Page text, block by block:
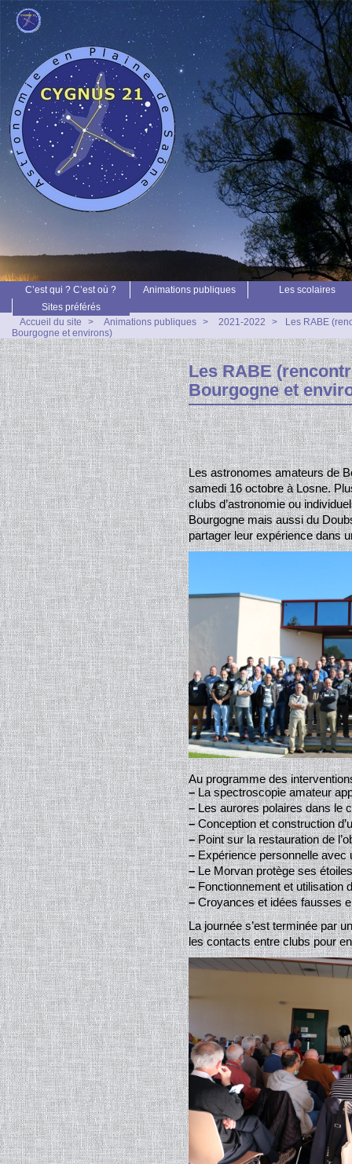
C’est qui ? C’est où ? Animations publiques
Les scolaires
Sites préférés
Accueil du site
> Animations publiques > 2021-2022 >
Les RABE
Bourgogne et environs)
Les RABE
Bourgogne et
Les astronomes amateurs de
samedi 16 octobre à Losne.
clubs d’astronomie ou
Bourgogne mais aussi du
partager leur expérience dans
Au programme des
–La spectroscopie amateur
–Les aurores polaires dans le
–Conception et construction
–Point sur la restauration de
–Expérience personnelle avec
–Le Morvan protège ses
–Fonctionnement et utilisation
–Croyances et idées fausses
La journée s’est terminée par
les contacts entre clubs pour